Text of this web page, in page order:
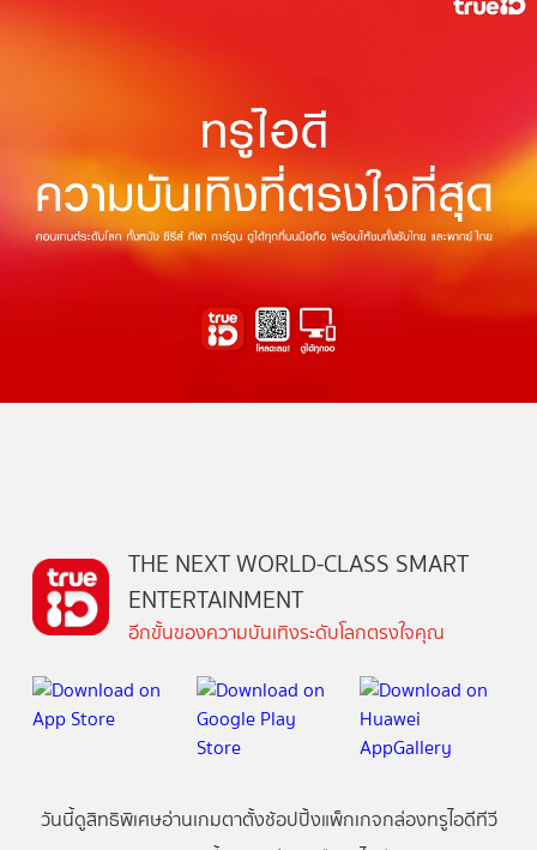
THE NEXT WORLD-CLASS SMART
ENTERTAINMENT
อีกขั้นของความบันเทิงระดับโลกตรงใจคุณ
วันนี้ดูสิทธิพิเศษอ่านเกมตาตั้งช้อปปิ้งแพ็กเกจกล่องทรูไอดีทีวี